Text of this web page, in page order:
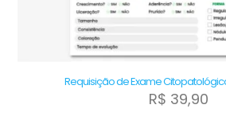
Requisição de Exame
R$ 39,90